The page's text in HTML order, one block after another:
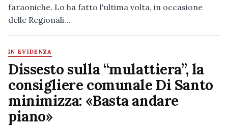
faraoniche. Lo ha fatto l'ultima volta, in occasione
delle Regionali…
IN EVIDENZA
Dissesto sulla “mulattiera”, la
consigliere comunale Di Santo
minimizza: «Basta andare
piano»